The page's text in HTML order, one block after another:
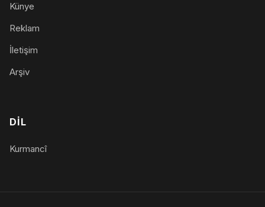
Künye
Reklam
İletişim
Arşiv
DIL
Kurmancî